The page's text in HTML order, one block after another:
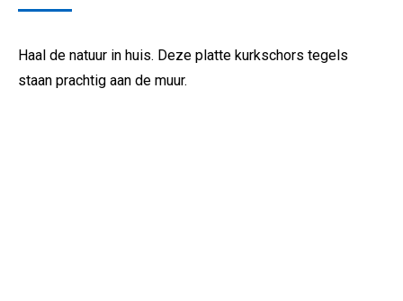
Haal de natuur in huis. Deze platte kurkschors tegels
staan prachtig aan de muur.